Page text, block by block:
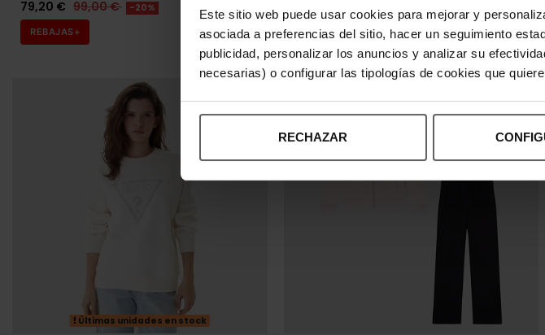
Este sitio web puede usar cookies para mejorar y
asociada a preferencias del sitio, hacer un seguimiento
publicidad, personalizar los anuncios y analizar su
necesarias) o configurar las tipologías de cookies que
RECHAZAR
79,20 € 99,00 € -20%
REBAJAS+
79,20 €
99,00 €
REBAJAS+
Últimas unidades en stock